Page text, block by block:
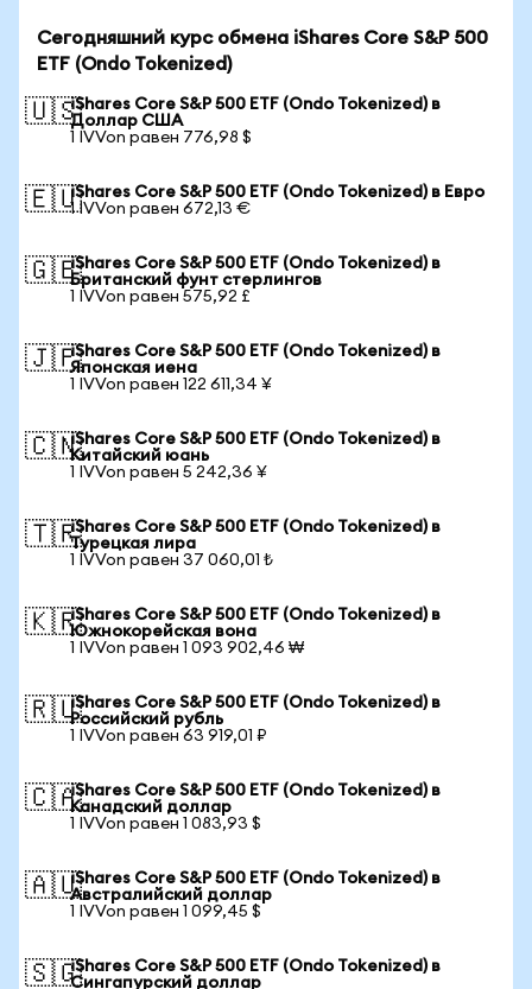
Сегодняшний курс обмена iShares Core S&P 500
ETF (Ondo Tokenized)
🇺🇸iShares Core S&P 500 ETF (Ondo Tokenized) в
Доллар США
1 IVVon равен 776,98 $
🇪🇺iShares Core S&P 500 ETF (Ondo Tokenized) в Евро
1 IVVon равен 672,13 €
🇬🇧iShares Core S&P 500 ETF (Ondo Tokenized) в
Британский фунт стерлингов
1 IVVon равен 575,92 £
🇯🇵iShares Core S&P 500 ETF (Ondo Tokenized) в
Японская иена
1 IVVon равен 122 611,34 ¥
🇨🇳iShares Core S&P 500 ETF (Ondo Tokenized) в
Китайский юань
1 IVVon равен 5 242,36 ¥
🇹🇷iShares Core S&P 500 ETF (Ondo Tokenized) в
Турецкая лира
1 IVVon равен 37 060,01 ₺
🇰🇷iShares Core S&P 500 ETF (Ondo Tokenized) в
Южнокорейская вона
1 IVVon равен 1 093 902,46 ₩
🇷🇺iShares Core S&P 500 ETF (Ondo Tokenized) в
Российский рубль
1 IVVon равен 63 919,01 ₽
🇨🇦iShares Core S&P 500 ETF (Ondo Tokenized) в
Канадский доллар
1 IVVon равен 1 083,93 $
🇦🇺iShares Core S&P 500 ETF (Ondo Tokenized) в
Австралийский доллар
1 IVVon равен 1 099,45 $
🇸🇬iShares Core S&P 500 ETF (Ondo Tokenized) в
Сингапурский доллар